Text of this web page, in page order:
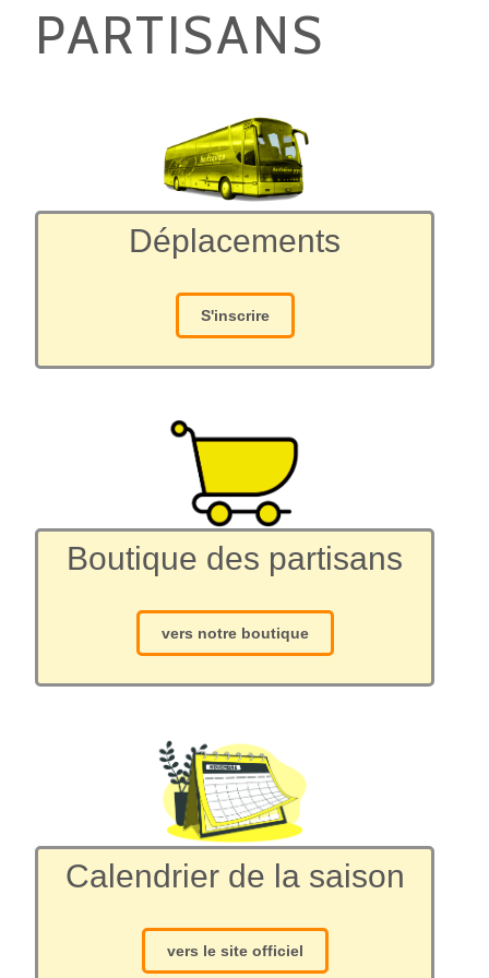
PARTISANS
Déplacements
S'inscrire
Boutique des partisans
vers notre boutique
Calendrier de la saison
vers le site officiel